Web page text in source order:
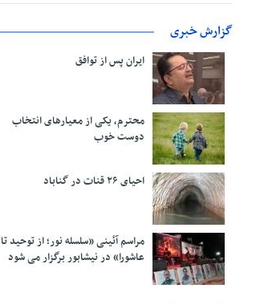
گزارش خبری
ایران پس از توافق
محترم، یکی از معیارهای انتخاب
دوست خوب
احیای ۲۶ قنات در گناباد
مراسم آئینی «سلسله نور؛ از توحید تا
عاشورا» در نیشابور برگزار می شود